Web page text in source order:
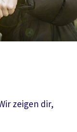
zeigen dir,